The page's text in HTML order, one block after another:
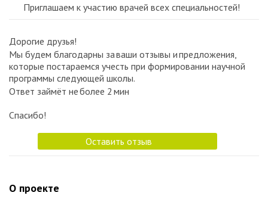
Приглашаем к участию врачей всех специальностей!
Дорогие друзья!
Мы будем благодарны за ваши отзывы и предложения,
которые постараемся учесть при формировании научной
программы следующей школы.
Ответ займёт не более 2 мин
Спасибо!
Оставить отзыв
О проекте